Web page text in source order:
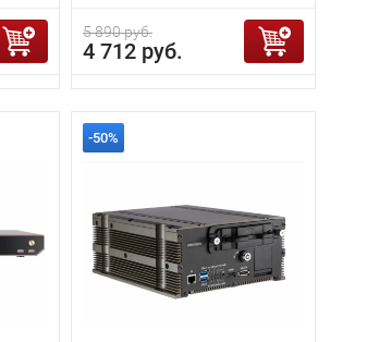
5 890 руб.
4 712 руб.
-50%